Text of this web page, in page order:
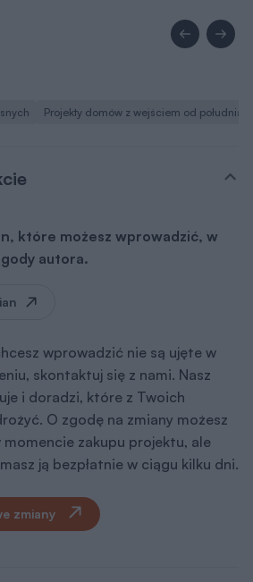
Projekty domów z wejściem od południa
które możesz wprowadzić, w
autora.
wprowadzić nie są ujęte w
skontaktuj się z nami. Nasz
i doradzi, które z Twoich
O zgodę na zmiany możesz
zakupu projektu, ale
ją bezpłatnie w ciągu kilku dni.
zmiany